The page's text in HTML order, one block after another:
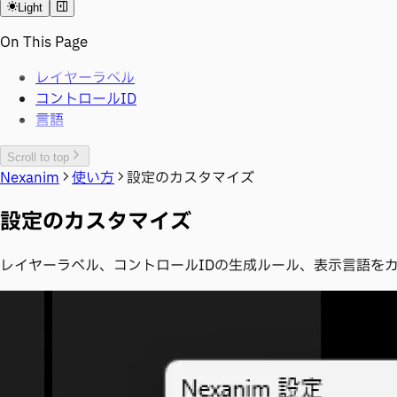
Light
On This Page
レイヤーラベル
コントロールID
言語
Scroll to top
Nexanim 使い方 設定のカスタマイズ
設定のカスタマイズ
レイヤーラベル、コントロールIDの生成ルール、表示言語を